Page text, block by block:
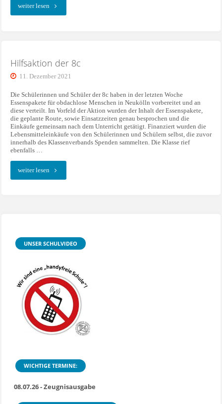
weiter lesen"Vorlesewettbewerb"
Hilfsaktion der 8c
11. Dezember 2021
Die Schülerinnen und Schüler der 8c haben in der letzten Woche
Essenspakete für obdachlose Menschen in Neukölln vorbereitet und an
diese verteilt. Im Vorfeld der Aktion wurden der Inhalt der Essenspakete,
die geplante Route, sowie Einsatzzeiten genau besprochen und die
Einkäufe gemeinsam nach dem Unterricht getätigt. Finanziert wurden die
Lebensmitteleinkäufe von den Schülerinnen und Schülern selbst, die zuvor
innerhalb des Klassenverbands Spenden sammelten. Die Klasse rief
ebenfalls …
weiter lesen"Hilfsaktion
UNSER SCHULVIDEO
WICHTIGE TERMINE:
08.07.26 - Zeugnisausgabe